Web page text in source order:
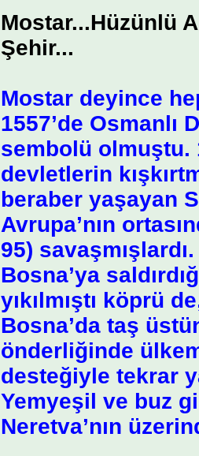
Mostar...Hüzünlü
Şehir...
Mostar deyince
1557’de Osmanlı
sembolü olmuştu.
devletlerin
beraber yaşayan
Avrupa’nın
95)
Bosna’ya
yıkılmıştı köprü
Bosna’da taş
önderliğinde
desteğiyle tekrar
Yemyeşil ve buz
Neretva’nın